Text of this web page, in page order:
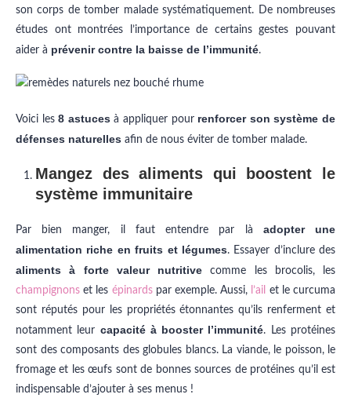
son corps de tomber malade systématiquement. De nombreuses
études ont montrées l’importance de certains gestes pouvant
aider à prévenir contre la baisse de l’immunité.
Voici les8 astucesà appliquer pour renforcer son système de
défenses naturelles afin de nous éviter de tomber malade.
Mangez des aliments qui boostent le
système immunitaire
Par bien manger, il faut entendre par là adopter une
alimentation riche en fruits et légumes. Essayer d’inclure des
aliments à forte valeur nutritive comme les brocolis, les
champignons et les épinardspar exemple. Aussi, l’ail et le curcuma
sont réputés pour les propriétés étonnantes qu’ils renferment et
notamment leur capacité à booster l’immunité. Les protéines
sont des composants des globules blancs. La viande, le poisson, le
fromage et les œufs sont de bonnes sources de protéines qu’il est
indispensable d’ajouter à ses menus !